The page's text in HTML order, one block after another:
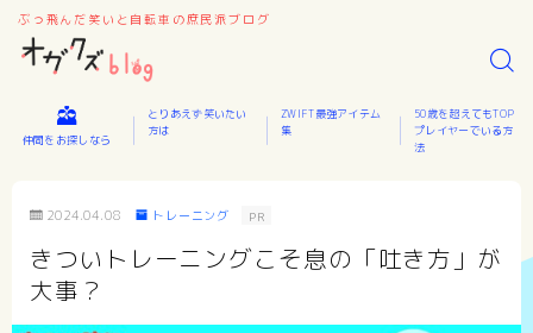
ぶっ飛んだ笑いと自転車の庶民派ブログ
仲間をお探しなら
とりあえず笑いたい
方は
ZWIFT最強アイテム
集
50歳を超えてもTOP
プレイヤーでいる方
法
2024.04.08 トレーニング PR
きついトレーニングこそ息の「吐き方」が
大事？